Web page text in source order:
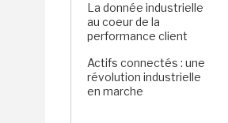
La donnée industrielle
au coeur de la
performance client
Actifs connectés : une
révolution industrielle
en marche